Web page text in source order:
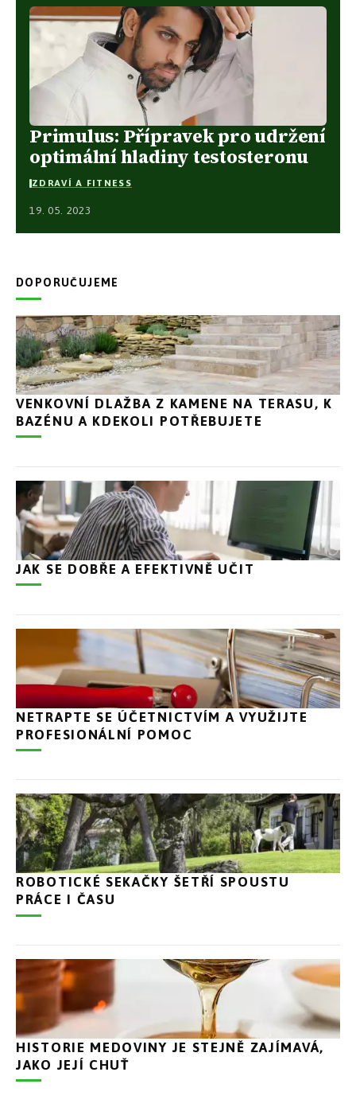
Primulus: Přípravek pro udržení
optimální hladiny testosteronu
ZDRAVÍ A FITNESS
19. 05. 2023
DOPORUČUJEME
VENKOVNÍ DLAŽBA Z KAMENE NA TERASU, K
BAZÉNU A KDEKOLI POTŘEBUJETE
JAK SE DOBŘE A EFEKTIVNĚ UČIT
NETRAPTE SE ÚČETNICTVÍM A VYUŽIJTE
PROFESIONÁLNÍ POMOC
ROBOTICKÉ SEKAČKY ŠETŘÍ SPOUSTU
PRÁCE I ČASU
HISTORIE MEDOVINY JE STEJNĚ ZAJÍMAVÁ,
JAKO JEJÍ CHUŤ